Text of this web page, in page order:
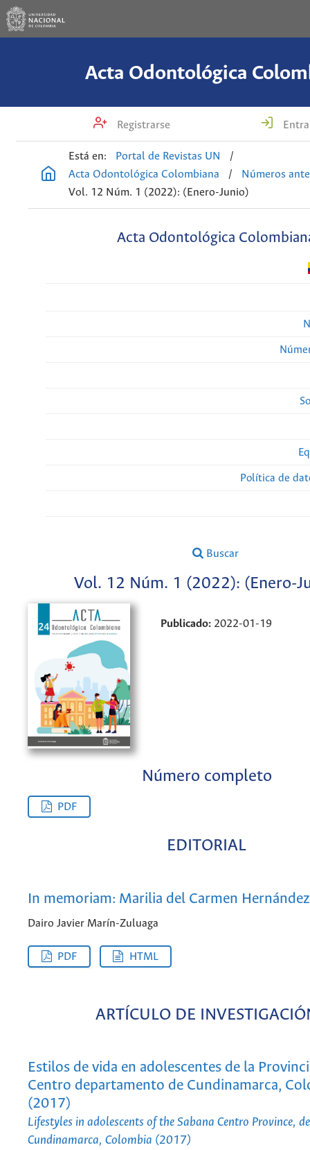
Acta Odontológica
Registrarse
Está en: Portal de Revistas UN
/
Acta Odontológica Colombiana
/
Números
Vol. 12 Núm. 1 (2022): (Enero-Junio)
Acta Odontológica
Política de
Buscar
Vol. 12 Núm. 1 (2022): (Enero-
Publicado: 2022-01-19
Número completo
PDF
EDITORIAL
In memoriam: Marilia del Carmen
Dairo Javier Marín-Zuluaga
PDF HTML
ARTÍCULO DE
Estilos de vida en adolescentes de la
Centro departamento de Cundinamarca,
(2017)
Lifestyles in adolescents of the Sabana Centro Province,
Cundinamarca, Colombia (2017)